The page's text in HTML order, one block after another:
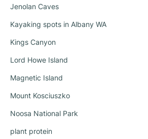
Jenolan Caves
Kayaking spots in Albany WA
Kings Canyon
Lord Howe Island
Magnetic Island
Mount Kosciuszko
Noosa National Park
plant protein